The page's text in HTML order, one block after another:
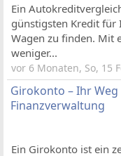
Ein
günstigsten Kredit für
Wagen zu finden. Mit
weniger...
vor 6 Monaten, So, 15
Girokonto – Ihr
Finanzverwaltung
Ein Girokonto ist ein